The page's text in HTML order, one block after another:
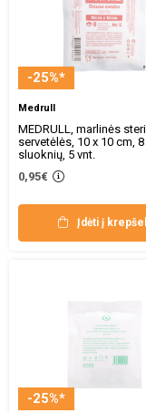
-25%*
Medrull
MEDRULL, marlinės
servetėlės, 10 x 10 cm, 8
sluoknių, 5 vnt.
0,95€
Įdėti į
-25%*